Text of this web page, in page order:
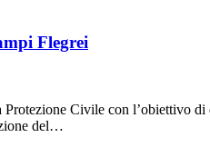
Flegrei
Civile con l’obiettivo
del…